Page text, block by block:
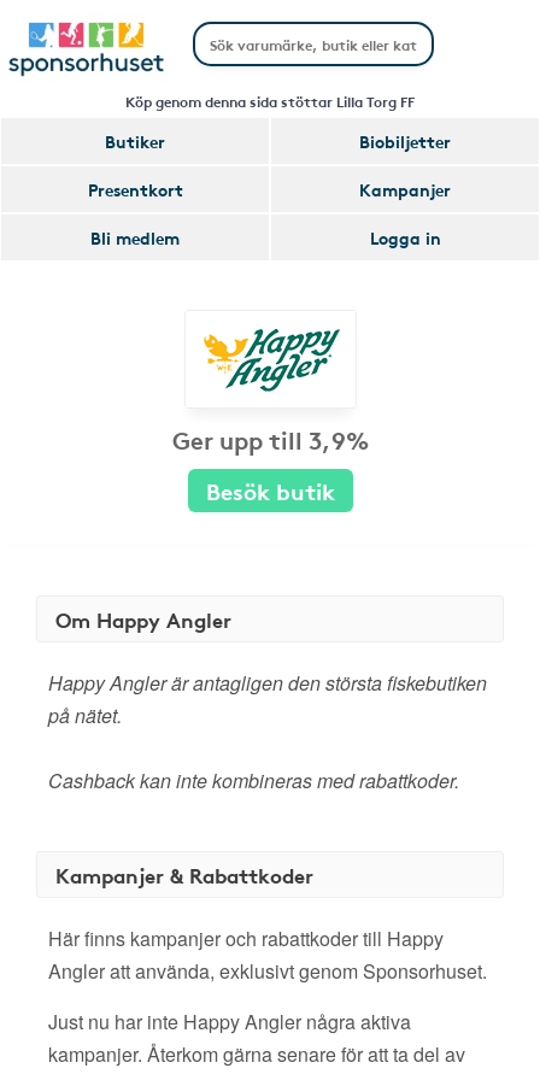
Köp genom denna sida stöttar Lilla Torg FF
Butiker
Biobiljetter
Presentkort
Kampanjer
Bli medlem
Logga in
Ger upp till 3,9%
Besök butik
Om Happy Angler
Happy Angler är antagligen den största fiskebutiken
på nätet.
Cashback kan inte kombineras med rabattkoder.
Kampanjer & Rabattkoder
Här finns kampanjer och rabattkoder till Happy
Angler att använda, exklusivt genom Sponsorhuset.
Just nu har inte Happy Angler några aktiva
kampanjer. Återkom gärna senare för att ta del av